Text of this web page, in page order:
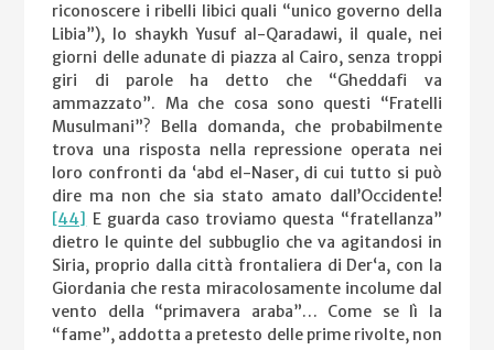
riconoscere i ribelli libici quali “unico governo della
Libia”), lo shaykh Yusuf al-Qaradawi, il quale, nei
giorni delle adunate di piazza al Cairo, senza troppi
giri di parole ha detto che “Gheddafi va
ammazzato”. Ma che cosa sono questi “Fratelli
Musulmani”? Bella domanda, che probabilmente
trova una risposta nella repressione operata nei
loro confronti da ‘abd el-Naser, di cui tutto si può
dire ma non che sia stato amato dall’Occidente!
[44] E guarda caso troviamo questa “fratellanza”
dietro le quinte del subbuglio che va agitandosi in
Siria, proprio dalla città frontaliera di Der‘a, con la
Giordania che resta miracolosamente incolume dal
vento della “primavera araba”… Come se lì la
“fame”, addotta a pretesto delle prime rivolte, non